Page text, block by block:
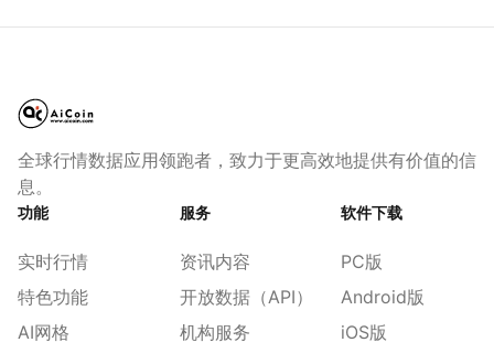
全球行情数据应用领跑者，致力于更高效地提供有价值的信
息。
功能
实时行情
特色功能
AI网格
服务
资讯内容
开放数据（API）
机构服务
软件下载
PC版
Android版
iOS版